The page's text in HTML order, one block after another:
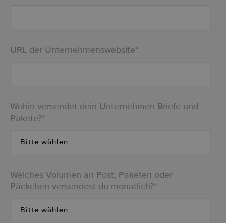
URL der Unternehmenswebsite*
Wohin versendet dein Unternehmen Briefe und
Pakete?*
Welches Volumen an Post, Paketen oder
Päckchen versendest du monatlich?*